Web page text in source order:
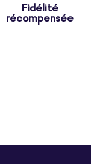
Fidélité
récompensée